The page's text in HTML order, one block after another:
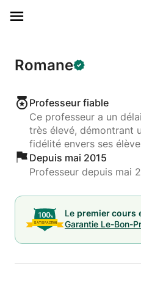
Romane
Professeur fiable
Ce professeur a un
très élevé, démontrant
fidélité envers ses
Depuis mai 2015
Professeur depuis mai
Le premier cours
Garantie Le-Bon-